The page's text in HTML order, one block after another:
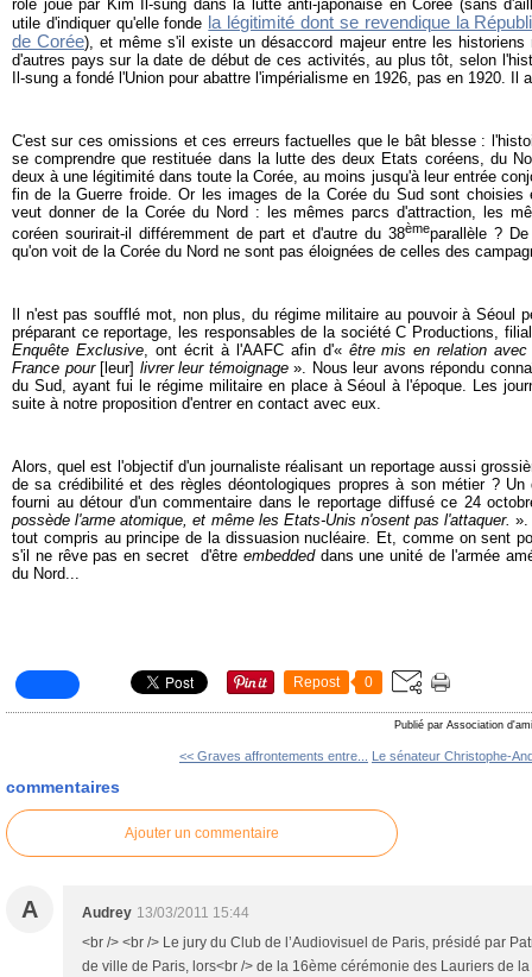
rôle joué par Kim Il-sung dans la lutte anti-japonaise en Corée (sans
utile d'indiquer qu'elle fonde la légitimité dont se revendique la
de Corée), et même s'il existe un désaccord majeur entre les historiens
d'autres pays sur la date de début de ces activités, au plus tôt, selon
Il-sung a fondé l'Union pour abattre l'impérialisme en 1926, pas en 1920. Il
C'est sur ces omissions et ces erreurs factuelles que le bât blesse :
se comprendre que restituée dans la lutte des deux Etats coréens, du
deux à une légitimité dans toute la Corée, au moins jusqu'à leur entrée
fin de la Guerre froide. Or les images de la Corée du Sud sont choisies
veut donner de la Corée du Nord : les mêmes parcs d'attraction, les
coréen sourirait-il différemment de part et d'autre du 38èmeparallèle ?
qu'on voit de la Corée du Nord ne sont pas éloignées de celles des
Il n'est pas soufflé mot, non plus, du régime militaire au pouvoir à Séoul
préparant ce reportage, les responsables de la sociétéC Productions,
Enquête Exclusive, ont écrit à l'AAFC afin d'« être mis en relation
France pour [leur] livrer leur témoignage». Nous leur avons répondu
du Sud, ayant fui le régime militaire en place à Séoul à l'époque. Les
suite à notre proposition d'entrer en contact avec eux.
Alors, quel est l'objectif d'un journaliste réalisant un reportage aussi
de sa crédibilité et des règles déontologiques propres à son métier ? Un
fourni au détour d'un commentaire dans le reportage diffusé ce 24
possède l'arme atomique, et même les Etats-Unis n'osent pas l'attaquer.».
tout compris au principe de la dissuasion nucléaire. Et, comme on sent
s'il ne rêve pas en secret d'être embedded dans une unité de l'armée
du Nord...
Repost 0
Publié par Association
<< Graves affrontements entre... Le sénateur Christophe-
commentaires
Ajouter un commentaire
A Audrey 13/03/2011 15:44
<br /> <br /> Le jury du Club de l’Audiovisuel de Paris, présidé par
de ville de Paris, lors<br /> de la 16ème cérémonie des Lauriers de